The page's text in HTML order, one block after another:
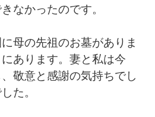
한국어
ไทย
Italiano
Tiếng Việt
なかったのです。
母の先祖のお墓がありま
あります。妻と私は今
敬意と感謝の気持ちでし
た。